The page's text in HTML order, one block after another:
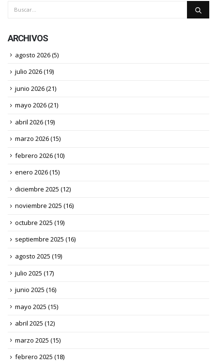
ARCHIVOS
agosto 2026(5)
julio 2026(19)
junio 2026(21)
mayo 2026(21)
abril 2026(19)
marzo 2026(15)
febrero 2026(10)
enero 2026(15)
diciembre 2025 (12)
noviembre 2025 (16)
octubre 2025 (19)
septiembre 2025 (16)
agosto 2025 (19)
julio 2025 (17)
junio 2025 (16)
mayo 2025 (15)
abril 2025 (12)
marzo 2025 (15)
febrero 2025 (18)